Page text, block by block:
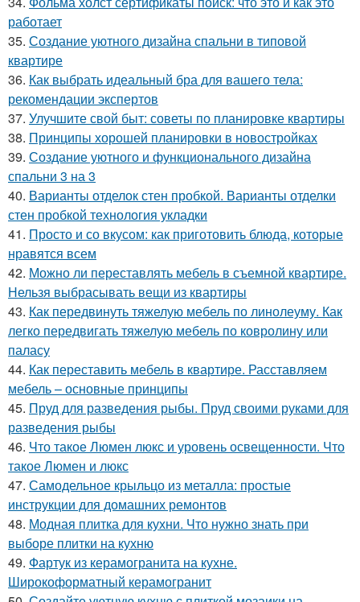
работает
35. Создание уютного дизайна спальни в типовой
квартире
36. Как выбрать идеальный бра для вашего тела:
рекомендации экспертов
37. Улучшите свой быт: советы по планировке квартиры
38. Принципы хорошей планировки в новостройках
39. Создание уютного и функционального дизайна
спальни 3 на 3
40. Варианты отделок стен пробкой. Варианты отделки
стен пробкой технология укладки
41. Просто и со вкусом: как приготовить блюда, которые
нравятся всем
42. Можно ли переставлять мебель в съемной квартире.
Нельзя выбрасывать вещи из квартиры
43. Как передвинуть тяжелую мебель по линолеуму. Как
легко передвигать тяжелую мебель по ковролину или
паласу
44. Как переставить мебель в квартире. Расставляем
мебель – основные принципы
45. Пруд для разведения рыбы. Пруд своими руками для
разведения рыбы
46. Что такое Люмен люкс и уровень освещенности. Что
такое Люмен и люкс
47. Самодельное крыльцо из металла: простые
инструкции для домашних ремонтов
48. Модная плитка для кухни. Что нужно знать при
выборе плитки на кухню
49. Фартук из керамогранита на кухне.
Широкоформатный керамогранит